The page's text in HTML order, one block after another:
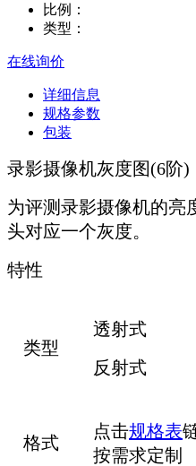
比例：
类型：
在线询价
详细信息
规格参数
包装
录影摄像机灰度图(6阶)
为评测录影摄像机的亮
头对应一个灰度。
特性
类型
透射式
反射式
格式
点击规格表
按需求定制